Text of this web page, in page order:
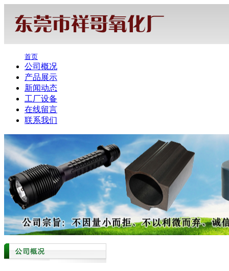
首页
公司概况
产品展示
新闻动态
工厂设备
在线留言
联系我们